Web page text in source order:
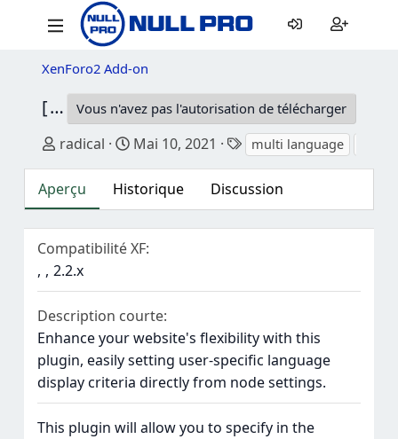
XenForo2 Add-on
[JUM] Multi Language 2.0.2
Vous n'avez pas l'autorisation de télécharger
Auteur
radical Date de création
Mai 10, 2021 Mots-clés
multi language
Aperçu Historique Discussion
Compatibilité XF
2.2.x
Description courte
Enhance your website's flexibility with this
plugin, easily setting user-specific language
display criteria directly from node settings.
This plugin will allow you to specify in the